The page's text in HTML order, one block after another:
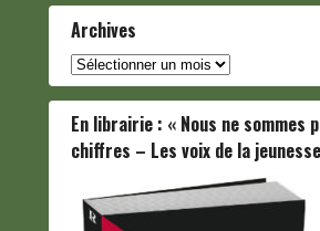
Archives
Archives
En librairie : « Nous ne sommes
chiffres – Les voix de la